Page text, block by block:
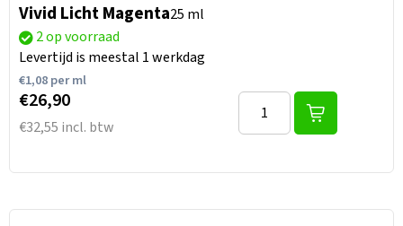
Vivid Licht Magenta25 ml
2 op voorraad
Levertijd is meestal 1 werkdag
€1,08per ml
€26,90
€32,55 incl. btw